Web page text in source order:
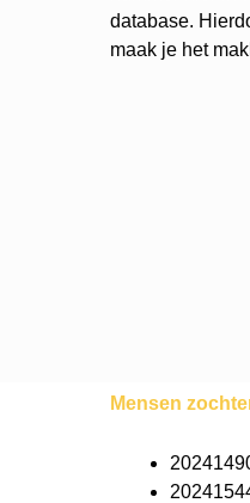
database.
maak je het
Mensen